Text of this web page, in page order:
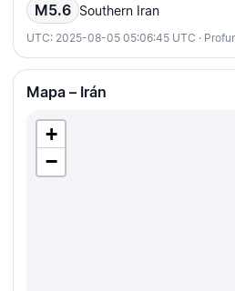
M5.6 Southern Iran
UTC: 2025-08-05 05:06:45 UTC ·
Mapa – Irán
+
−